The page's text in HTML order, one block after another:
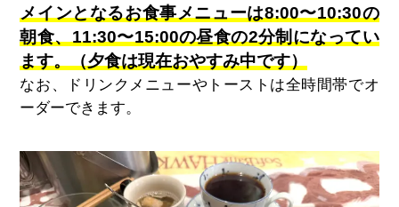
メインとなるお食事メニューは8:00〜10:30の
朝食、11:30〜15:00の昼食の2分制になってい
ます。（夕食は現在おやすみ中です）
なお、ドリンクメニューやトーストは全時間帯でオ
ーダーできます。